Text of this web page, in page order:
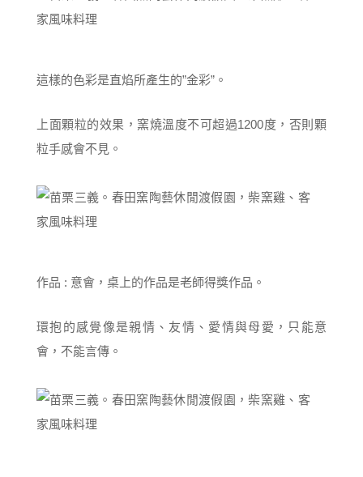
這樣的色彩是直焰所產生的”金彩”。
上面顆粒的效果，窯燒溫度不可超過1200度，否則顆
粒手感會不見。
作品 : 意會，桌上的作品是老師得獎作品。
環抱的感覺像是親情、友情、愛情與母愛，只能意
會，不能言傳。